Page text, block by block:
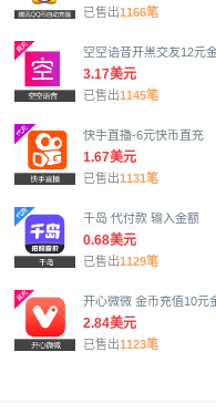
已售出1166笔
空空语音开黑交友12元
3.17美元
已售出1145笔
快手直播-6元快币直充
1.67美元
已售出1131笔
千岛 代付款 输入金额
0.68美元
已售出1129笔
开心微微 金币充值10元
2.84美元
已售出1123笔